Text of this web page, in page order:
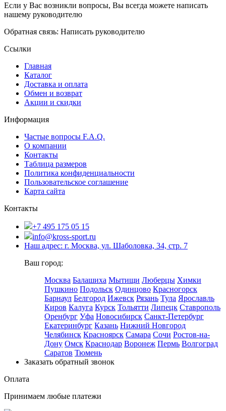
Если у Вас возникли вопросы, Вы всегда можете написать
нашему руководителю
Обратная связь: Написать руководителю
Ссылки
Главная
Каталог
Доставка и оплата
Обмен и возврат
Акции и скидки
Информация
Частые вопросы F.A.Q.
О компании
Контакты
Таблица размеров
Политика конфиденциальности
Пользовательское соглашение
Карта сайта
Контакты
+7 495 175 05 15
info@kross-sport.ru
Наш адрес: г. Москва, ул. Шаболовка, 34, стр. 7
Ваш город:
Москва Балашиха Мытищи Люберцы Химки
Пушкино Подольск Одинцово Красногорск
Барнаул Белгород Ижевск Рязань Тула Ярославль
Киров Калуга Курск Тольятти Липецк Ставрополь
Оренбург Уфа Новосибирск Санкт-Петербург
Екатеринбург Казань Нижний Новгород
Челябинск Красноярск Самара Сочи Ростов-на-
Дону Омск Краснодар Воронеж Пермь Волгоград
Саратов Тюмень
Заказать обратный звонок
Оплата
Принимаем любые платежи